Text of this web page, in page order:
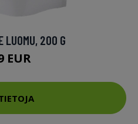
LUOMU, 200 G
EUR